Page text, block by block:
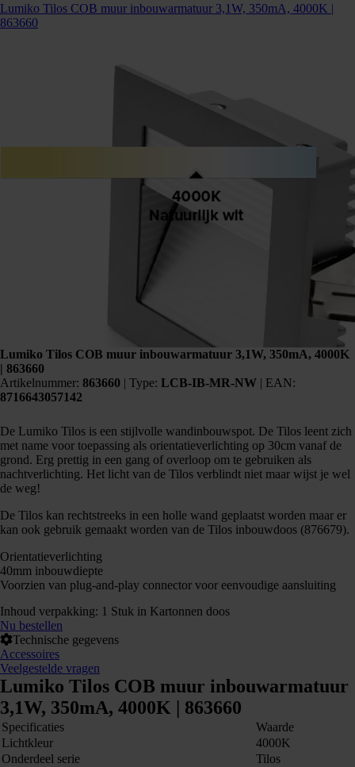
Lumiko Tilos COB muur inbouwarmatuur 3,1W, 350mA, 4000K |
863660
Lumiko Tilos COB muur inbouwarmatuur 3,1W, 350mA, 4000K
| 863660
Artikelnummer: 863660 | Type: LCB-IB-MR-NW | EAN:
8716643057142
De Lumiko Tilos is een stijlvolle wandinbouwspot. De Tilos leent zich
met name voor toepassing als orientatieverlichting op 30cm vanaf de
grond. Erg prettig in een gang of overloop om te gebruiken als
nachtverlichting. Het licht van de Tilos verblindt niet maar wijst je wel
de weg!
De Tilos kan rechtstreeks in een holle wand geplaatst worden maar er
kan ook gebruik gemaakt worden van de Tilos inbouwdoos (876679).
Orientatieverlichting
40mm inbouwdiepte
Voorzien van plug-and-play connector voor eenvoudige aansluiting
Inhoud verpakking: 1 Stuk in Kartonnen doos
Nu bestellen
Technische gegevens
Accessoires
Veelgestelde vragen
Lumiko Tilos COB muur inbouwarmatuur
3,1W, 350mA, 4000K | 863660
Specificaties
Waarde
Lichtkleur
4000K
Onderdeel serie
Tilos